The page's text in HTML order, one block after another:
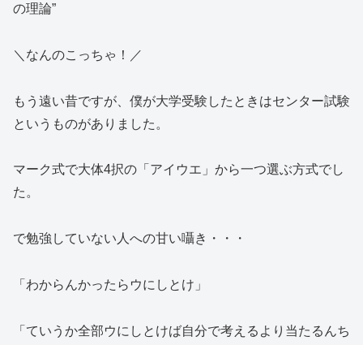
の理論”
＼なんのこっちゃ！／
もう遠い昔ですが、僕が大学受験したときはセンター試験
というものがありました。
マーク式で大体4択の「アイウエ」から一つ選ぶ方式でし
た。
で勉強していない人への甘い囁き・・・
「わからんかったらウにしとけ」
「ていうか全部ウにしとけば自分で考えるより当たるんち